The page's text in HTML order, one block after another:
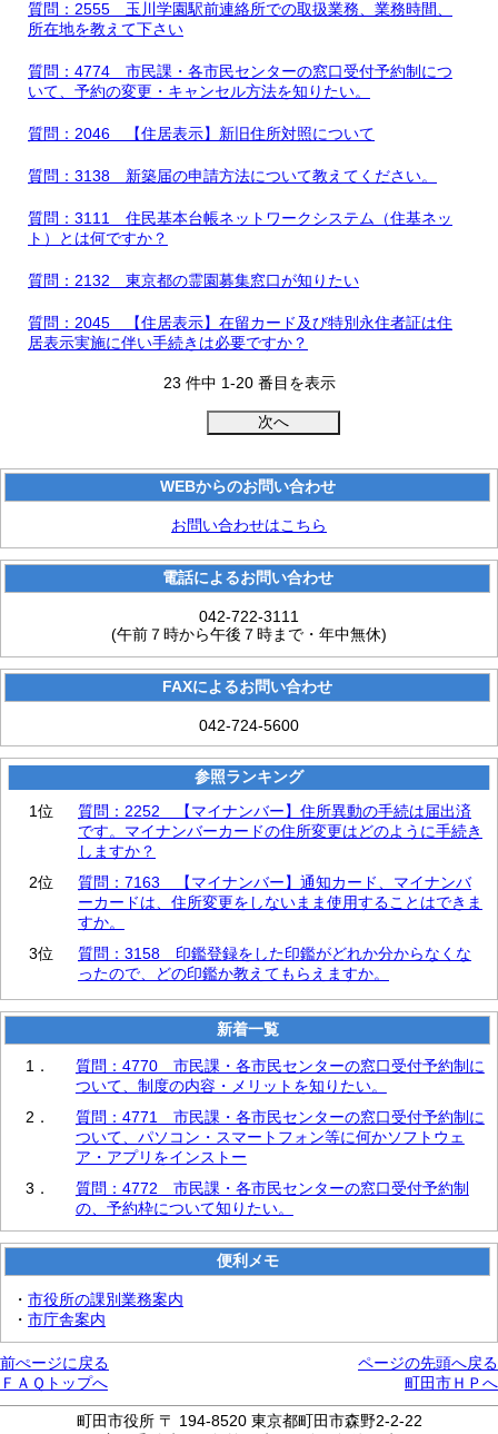
質問：2555 玉川学園駅前連絡所での取扱業務、業務時間、
所在地を教えて下さい
質問：4774 市民課・各市民センターの窓口受付予約制につ
いて、予約の変更・キャンセル方法を知りたい。
質問：2046 【住居表示】新旧住所対照について
質問：3138 新築届の申請方法について教えてください。
質問：3111 住民基本台帳ネットワークシステム（住基ネッ
ト）とは何ですか？
質問：2132 東京都の霊園募集窓口が知りたい
質問：2045 【住居表示】在留カード及び特別永住者証は住
居表示実施に伴い手続きは必要ですか？
23 件中 1-20 番目を表示
WEBからのお問い合わせ
お問い合わせはこちら
電話によるお問い合わせ
042-722-3111
(午前７時から午後７時まで・年中無休)
FAXによるお問い合わせ
042-724-5600
参照ランキング
1位
質問：2252 【マイナンバー】住所異動の手続は届出済
です。マイナンバーカードの住所変更はどのように手続き
しますか？
2位
質問：7163 【マイナンバー】通知カード、マイナンバ
ーカードは、住所変更をしないまま使用することはできま
すか。
3位
質問：3158 印鑑登録をした印鑑がどれか分からなくな
ったので、どの印鑑か教えてもらえますか。
新着一覧
1．
質問：4770 市民課・各市民センターの窓口受付予約制に
ついて、制度の内容・メリットを知りたい。
2．
質問：4771 市民課・各市民センターの窓口受付予約制に
ついて、パソコン・スマートフォン等に何かソフトウェ
ア・アプリをインストー
3．
質問：4772 市民課・各市民センターの窓口受付予約制
の、予約枠について知りたい。
便利メモ
・ 市役所の課別業務案内
・ 市庁舎案内
前ぺージに戻る
ページの先頭へ戻る
ＦＡＱトップへ
町田市ＨＰへ
町田市役所 〒 194-8520 東京都町田市森野2-2-22